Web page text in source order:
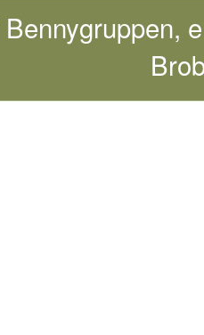
Bennygruppen,